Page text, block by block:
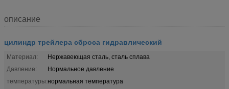
описание
цилиндр трейлера сброса гидравлический
Материал:
Нержавеющая сталь, сталь сплава
Давление:
Нормальное давление
температуры:нормальная температура